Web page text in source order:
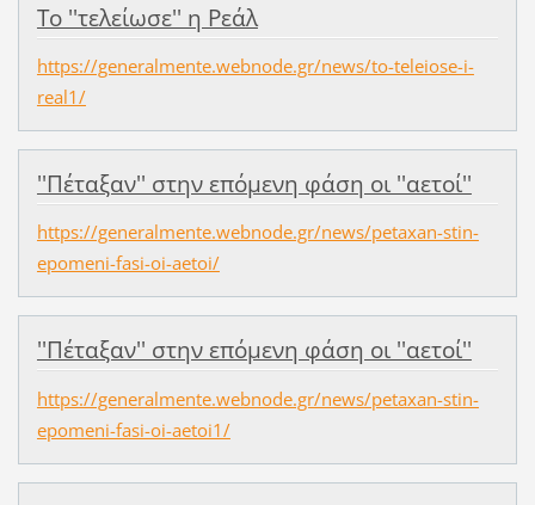
Το ''τελείωσε'' η Ρεάλ
https://generalmente.webnode.gr/news/to-teleiose-i-
real1/
''Πέταξαν'' στην επόμενη φάση οι ''αετοί''
https://generalmente.webnode.gr/news/petaxan-stin-
epomeni-fasi-oi-aetoi/
''Πέταξαν'' στην επόμενη φάση οι ''αετοί''
https://generalmente.webnode.gr/news/petaxan-stin-
epomeni-fasi-oi-aetoi1/